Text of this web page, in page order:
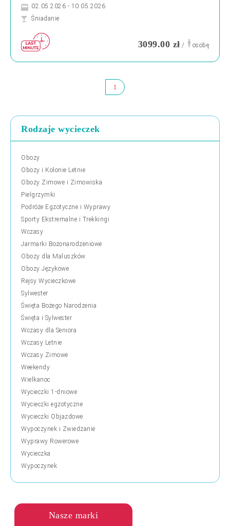
02.05.2026 - 10.05.2026
Śniadanie
3099.00 zł / osobę
1
Rodzaje wycieczek
Obozy
Obozy i Kolonie Letnie
Obozy Zimowe i Zimowiska
Pielgrzymki
Podróże Egzotyczne i Wyprawy
Sporty Ekstremalne i Trekkingi
Wczasy
Jarmarki Bożonarodzeniowe
Obozy dla Maluszków
Obozy Językowe
Rejsy Wycieczkowe
Sylwester
Święta Bożego Narodzenia
Święta i Sylwester
Wczasy dla Seniora
Wczasy Letnie
Wczasy Zimowe
Weekendy
Wielkanoc
Wycieczki 1-dniowe
Wycieczki egzotyczne
Wycieczki Objazdowe
Wypoczynek i Zwiedzanie
Wyprawy Rowerowe
Wycieczka
Wypoczynek
Nasze marki